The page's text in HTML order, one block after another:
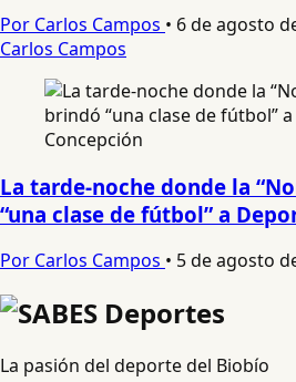
Por Carlos Campos • 6 de agosto
Carlos Campos
La tarde-noche donde la
“una clase de fútbol” a
Por Carlos Campos • 5 de agosto
La pasión del deporte del Biobío